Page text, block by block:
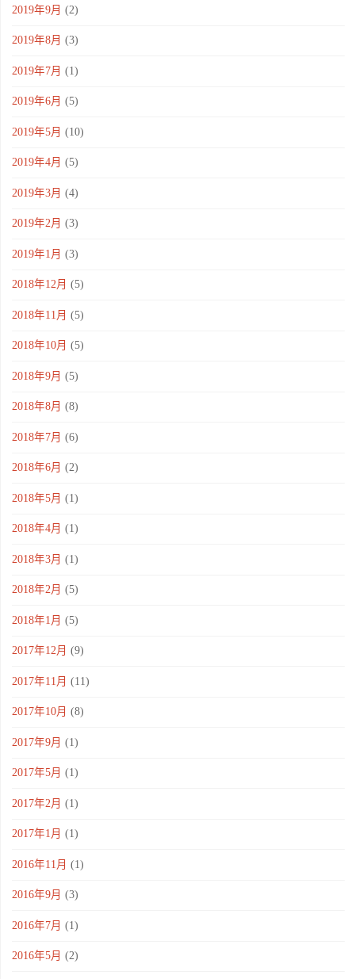
2019年9月 (2)
2019年8月 (3)
2019年7月 (1)
2019年6月 (5)
2019年5月 (10)
2019年4月 (5)
2019年3月 (4)
2019年2月 (3)
2019年1月 (3)
2018年12月 (5)
2018年11月 (5)
2018年10月 (5)
2018年9月 (5)
2018年8月 (8)
2018年7月 (6)
2018年6月 (2)
2018年5月 (1)
2018年4月 (1)
2018年3月 (1)
2018年2月 (5)
2018年1月 (5)
2017年12月 (9)
2017年11月 (11)
2017年10月 (8)
2017年9月 (1)
2017年5月 (1)
2017年2月 (1)
2017年1月 (1)
2016年11月 (1)
2016年9月 (3)
2016年7月 (1)
2016年5月 (2)